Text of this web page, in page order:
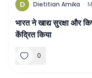
D Dietitian Amika ·
भारत ने खाद्य सुरक्षा और
केंद्रित किया
0